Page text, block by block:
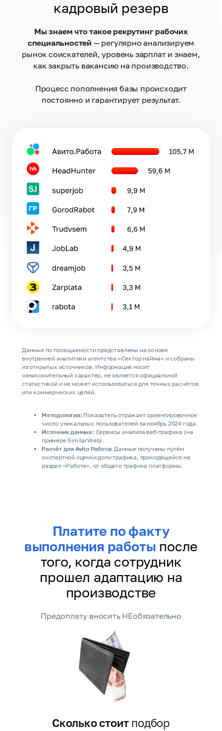
Данные по посещаемости представлены на основе
внутренней аналитики агентства «Сектор найма» и собраны
из открытых источников. Информация носит
ознакомительный характер, не является официальной
статистикой и не может использоваться для точных расчётов
или коммерческих целей.
Методология: Показатель отражает ориентировочное
число уникальных пользователей за ноябрь 2024 года.
Источник данных: Сервисы анализа веб-трафика (на
примере SimilarWeb).
Расчёт для Avito Работа: Данные получены путём
экспертной оценки доли трафика, приходящейся на
раздел «Работа», от общего трафика платформы.
Мы знаем что такое рекрутинг рабочих
специальностей — регулярно анализируем
рынок соискателей, уровень зарплат и знаем,
как закрыть вакансию на производство.
Процесс пополнения базы происходит
постоянно и гарантирует результат.
кадровый резерв
Предоплату вносить НЕобязательно
Платите по факту
выполнения работы после
того, когда сотрудник
прошел адаптацию на
производстве
Сколько стоитподбор